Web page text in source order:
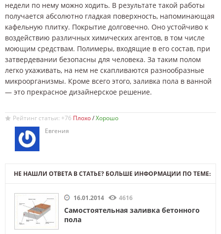
недели по нему можно ходить. В результате такой работы
получается абсолютно гладкая поверхность, напоминающая
кафельную плитку. Покрытие долговечно. Оно устойчиво к
воздействию различных химических агентов, в том числе
моющим средствам. Полимеры, входящие в его состав, при
затвердевании безопасны для человека. За таким полом
легко ухаживать, на нем не скапливаются разнообразные
микроорганизмы. Кроме всего этого, заливка пола в ванной
— это прекрасное дизайнерское решение.
Рейтинг статьи: +76
/
Евгения
НЕ НАШЛИ ОТВЕТА В СТАТЬЕ? БОЛЬШЕ ИНФОРМАЦИИ ПО ТЕМЕ:
16.01.2014 4616
Самостоятельная заливка бетонного
пола